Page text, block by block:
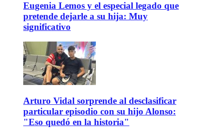
Eugenia Lemos y el especial legado que
pretende dejarle a su hija: Muy
significativo
Arturo Vidal sorprende al desclasificar
particular episodio con su hijo Alonso:
"Eso quedó en la historia"